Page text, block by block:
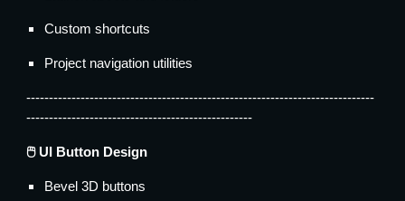
Custom shortcuts
Project navigation utilities
-----------------------------------------------------------------------------
--------------------------------------------------
🖱️ UI Button Design
Bevel 3D buttons